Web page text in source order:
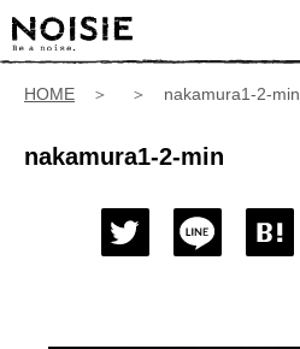
HOME ＞ ＞ nakamura1-2-min
nakamura1-2-min